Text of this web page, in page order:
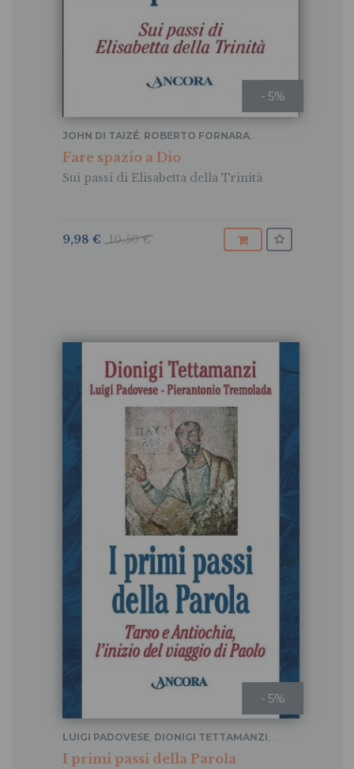
- 5%
Fare spazio a Dio
Sui passi di Elisabetta della Trinità
JOHN DI TAIZÉ, ROBERTO FORNARA,
DIONIGI TETTAMANZI
10,50 €
9,98 €
- 5%
I primi passi della Parola
LUIGI PADOVESE, DIONIGI TETTAMANZI,
PIERANTONIO TREMOLADA